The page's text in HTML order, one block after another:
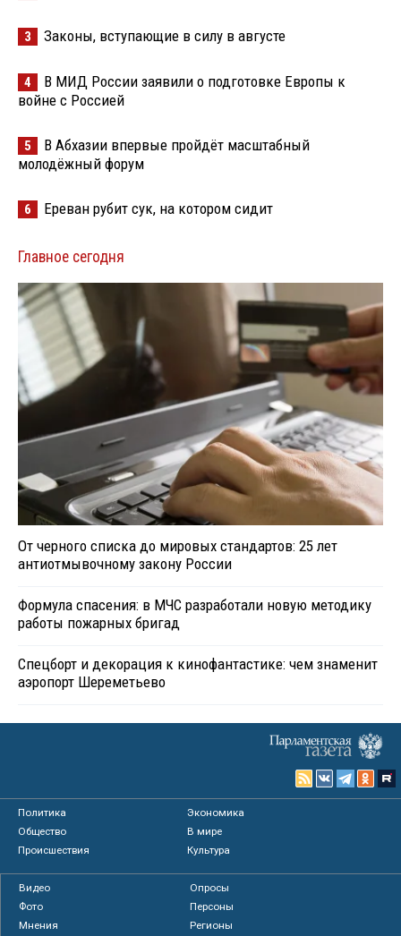
3 Законы, вступающие в силу в августе
4
В МИД России заявили о подготовке Европы к
войне с Россией
5
В Абхазии впервые пройдёт масштабный
молодёжный форум
6 Ереван рубит сук, на котором сидит
Главное сегодня
От черного списка до мировых стандартов: 25 лет
антиотмывочному закону России
Формула спасения: в МЧС разработали новую методику
работы пожарных бригад
Спецборт и декорация к кинофантастике: чем знаменит
аэропорт Шереметьево
Политика
Экономика
Общество
В мире
Происшествия
Культура
Видео
Опросы
Фото
Персоны
Мнения
Регионы